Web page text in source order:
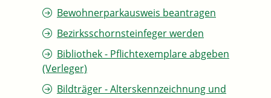
Bewohnerparkausweis beantragen
Bezirksschornsteinfeger werden
Bibliothek - Pflichtexemplare abgeben
(Verleger)
Bildträger - Alterskennzeichnung und